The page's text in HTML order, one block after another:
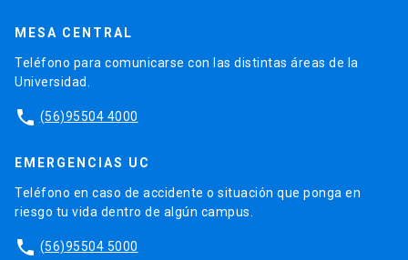
MESA CENTRAL
Teléfono para comunicarse con las distintas áreas de la
Universidad.
phone (56)95504 4000
EMERGENCIAS UC
Teléfono en caso de accidente o situación que ponga en
riesgo tu vida dentro de algún campus.
phone (56)95504 5000